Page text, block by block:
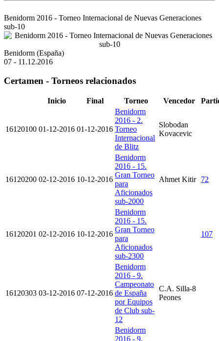
Benidorm 2016 - Torneo Internacional de Nuevas Generaciones
sub-10
Benidorm (España)
07 - 11.12.2016
Certamen - Torneos relacionados
Inicio Final Torneo Vencedor
16120100 01-12-2016 01-12-2016
Benidorm
2016 - 2.
Torneo
Internacional
de Blitz
Slobodan
Kovacevic
16120200 02-12-2016 10-12-2016
Benidorm
2016 - 15.
Gran Torneo
para
Aficionados
sub-2000
Ahmet Kitir 72
16120201 02-12-2016 10-12-2016
Benidorm
2016 - 15.
Gran Torneo
para
Aficionados
sub-2300
107
16120303 03-12-2016 07-12-2016
Benidorm
2016 - 9.
Campeonato
de España
por Equipos
de Club sub-
12
C.A. Silla-8
Peones
Benidorm
2016 - 9.